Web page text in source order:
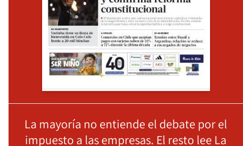
La mayoría no entiende el debate por el
impuesto a las empresas. El resto lee La